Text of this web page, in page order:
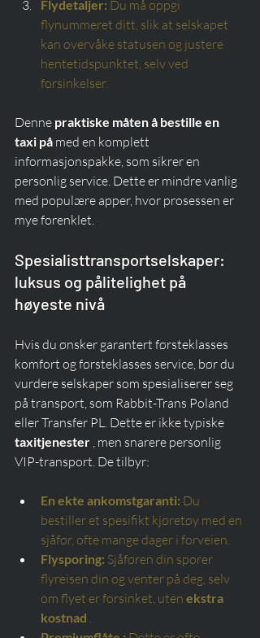
Flydetaljer: Du må oppgi
flynummeret ditt, slik at selskapet
kan overvåke statusen og justere
hentetidspunktet, selv ved
forsinkelser.
Denne praktiske måten å bestille en
taxi på med en komplett
informasjonspakke, som sikrer en
personlig service. Dette er mindre vanlig
med populære apper, hvor prosessen er
mye forenklet.
Spesialisttransportselskaper:
luksus og pålitelighet på
høyeste nivå
Hvis du ønsker garantert førsteklasses
komfort og førsteklasses service, bør du
vurdere selskaper som spesialiserer seg
på transport, som Rabbit-Trans Poland
eller Transfer PL. Dette er ikke typiske
taxitjenester , men snarere personlig
VIP-transport. De tilbyr:
En ekte ankomstgaranti: Du
bestiller et spesifikt kjøretøy med en
sjåfør, ofte mange dager i forveien.
Flysporing: Sjåføren din sporer
flyreisen din og venter på deg, selv
om flyet er forsinket, uten ekstra
kostnad .